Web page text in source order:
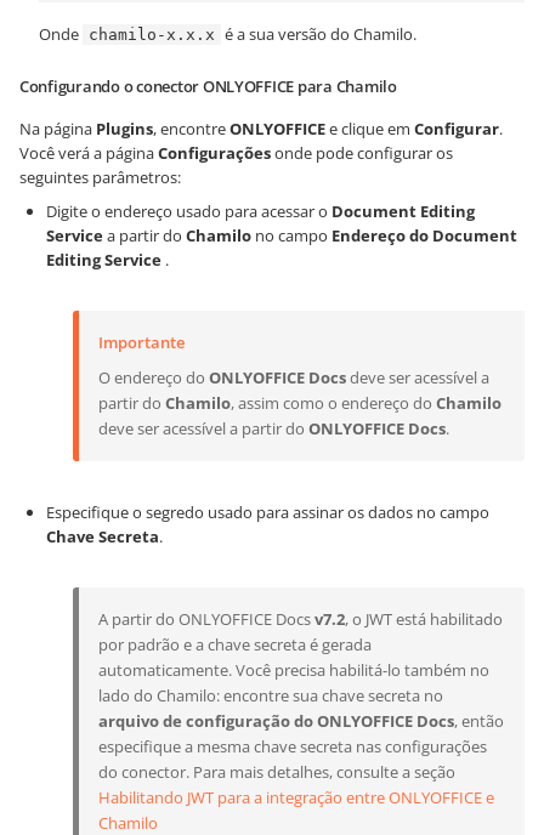
Onde chamilo-x.x.x é a sua versão do Chamilo.
Configurando o conector ONLYOFFICE para Chamilo
Na página Plugins, encontreONLYOFFICEe clique em Configurar.
Você verá a páginaConfiguraçõesonde pode configurar os
seguintes parâmetros:
Digite o endereço usado para acessar o Document Editing
Servicea partir do Chamilo no campo Endereço do Document
Editing Service .
Importante
O endereço do ONLYOFFICE Docsdeve ser acessível a
partir do Chamilo, assim como o endereço do Chamilo
deve ser acessível a partir do ONLYOFFICE Docs.
Especifique o segredo usado para assinar os dados no campo
Chave Secreta.
A partir do ONLYOFFICE Docsv7.2, o JWT está habilitado
por padrão e a chave secreta é gerada
automaticamente. Você precisa habilitá-lo também no
lado do Chamilo: encontre sua chave secreta no
arquivo de configuração do ONLYOFFICE Docs, então
especifique a mesma chave secreta nas configurações
do conector. Para mais detalhes, consulte a seção
Habilitando JWT para a integração entre ONLYOFFICE e
Chamilo